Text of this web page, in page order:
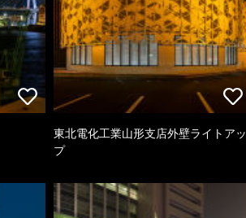
東北電化工業山形支店外壁ライトアッ
プ